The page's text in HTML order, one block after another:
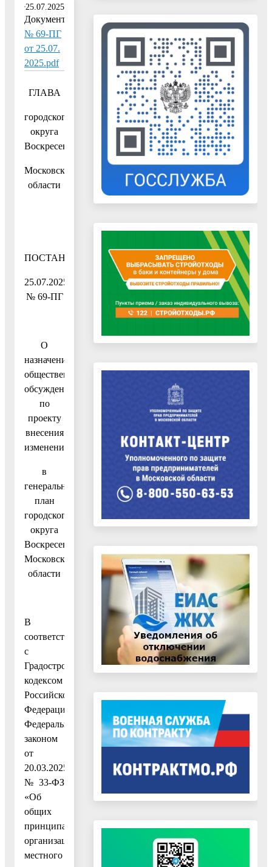
25.07.2025
Документ:
№ 69-ПГ
от 25.07.
2025.pdf
ГЛАВА
городского
округа
Воскресенск
Московской
области
ПОСТАНОВЛЕНИЕ
25.07.2025
№ 69-ПГ
О
назначении
общественных
обсуждений
по
проекту
внесения
изменений
в
генеральный
план
городского
округа
Воскресенск
Московской
области
В
соответствии
с
Градостроительным
кодексом
Российской
Федерации,
Федеральным
законом
от
20.03.2025
№ 33-ФЗ
«Об
общих
принципах
организации
местного